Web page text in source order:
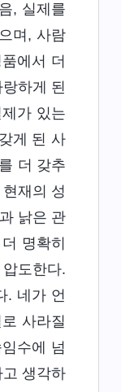
, 실제를
며, 사람
에서 더
하게 된
가 있는
게 된 사
더 갖추
재의 성
낡은 관
명확히
도한다.
. 네가 언
사라질
수에 넘
생각하